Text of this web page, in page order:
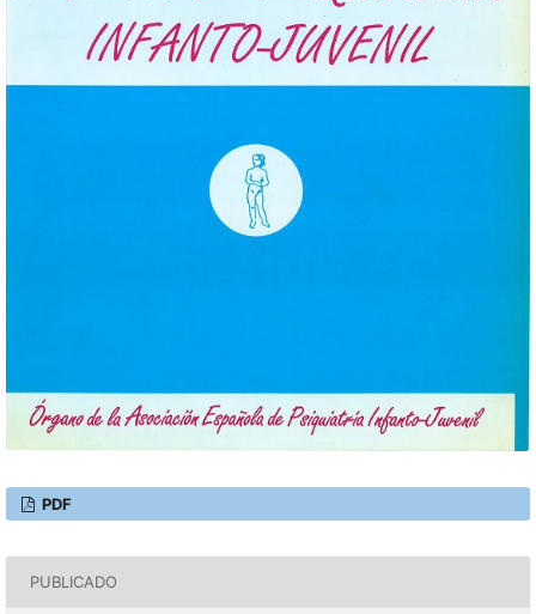
PDF
PUBLICADO